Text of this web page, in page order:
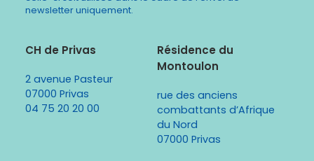
champ
newsletter uniquement.
CH de Privas
2 avenue Pasteur
07000 Privas
04 75 20 20 00
Résidence du
Montoulon
rue des anciens
combattants d’Afrique
du Nord
07000 Privas